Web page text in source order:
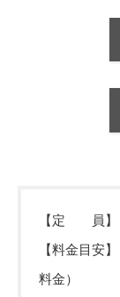
【定 員】
【料金目安
料金）